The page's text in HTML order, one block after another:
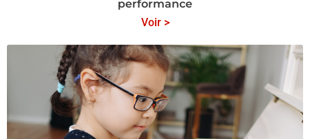
performance
Voir >